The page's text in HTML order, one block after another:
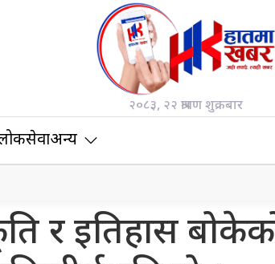
२०८३, २२ श्रावण शुक्रबार
अन्य
र इतिहास